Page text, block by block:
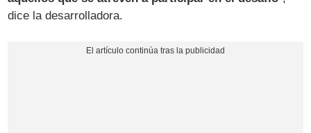
dice la desarrolladora.